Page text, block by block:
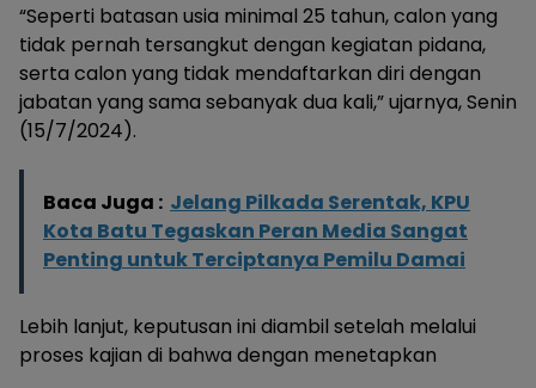
“Seperti batasan usia minimal 25 tahun, calon yang
tidak pernah tersangkut dengan kegiatan pidana,
serta calon yang tidak mendaftarkan diri dengan
jabatan yang sama sebanyak dua kali,” ujarnya, Senin
(15/7/2024).
Baca Juga : Jelang Pilkada Serentak, KPU
Kota Batu Tegaskan Peran Media Sangat
Penting untuk Terciptanya Pemilu Damai
Lebih lanjut, keputusan ini diambil setelah melalui
proses kajian di bahwa dengan menetapkan